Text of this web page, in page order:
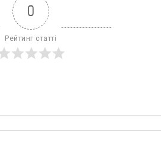
0
Рейтинг статті